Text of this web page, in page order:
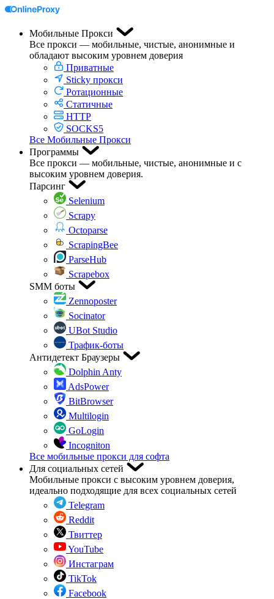
Мобильные Прокси
Все прокси — мобильные, чистые, анонимные и
обладают высоким уровнем доверия
Приватные
Sticky прокси
Ротационные
Статичные
HTTP
SOCKS5
Все Мобильные Прокси
Программы
Все прокси — мобильные, чистые, анонимные и с
высоким уровнем доверия.
Парсинг
Selenium
Scrapy
Octoparse
ScrapingBee
ParseHub
Scrapebox
SMM боты
Zennoposter
Socinator
UBot Studio
Трафик-боты
Антидетект Браузеры
Dolphin Anty
AdsPower
BitBrowser
Multilogin
GoLogin
Incogniton
Все мобильные прокси для софта
Для социальных сетей
Мобильные прокси с высоким уровнем доверия,
идеально подходящие для всех социальных сетей
Telegram
Reddit
Твиттер
YouTube
Инстаграм
TikTok
Facebook